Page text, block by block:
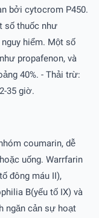
bởi cytocrom P450.
số thuốc như
hiểm. Một số
propafenon, và
40%. - Thải trừ:
35 giờ.
coumarin, dễ
uống. Warrfarin
đông máu II),
B(yếu tố IX) và
ngăn cản sự hoạt